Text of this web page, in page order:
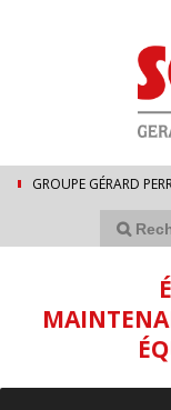
GROUPE GÉRARD